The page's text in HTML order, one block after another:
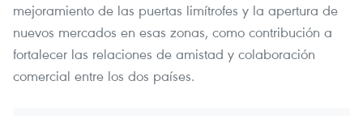
mejoramiento de las puertas limítrofes y la apertura de
nuevos mercados en esas zonas, como contribución a
fortalecer las relaciones de amistad y colaboración
comercial entre los dos países.